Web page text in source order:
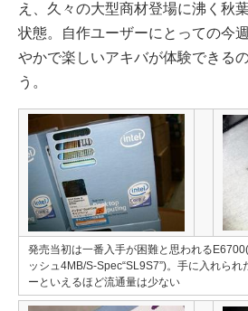
え、久々の大型商材登場に沸く秋
状態。自作ユーザーにとっての今
やかで楽しいアキバが体験できる
う。
発売当初は一番入手が困難と思われる
ッシュ4MB/S-Spec“SL9S7”)。手に入れら
ーといえるほど流通量は少ない